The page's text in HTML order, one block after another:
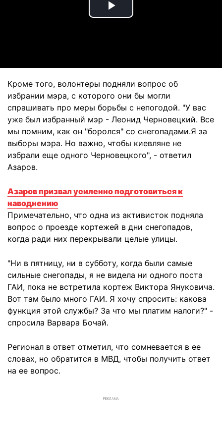
Play
Кроме того, волонтеры подняли вопрос об
избрании мэра, с которого они бы могли
спрашивать про меры борьбы с непогодой. "У вас
уже был избранный мэр - Леонид Черновецкий. Все
мы помним, как он "боролся" со снегопадами.Я за
выборы мэра. Но важно, чтобы киевляне не
избрали еще одного Черновецкого", - ответил
Азаров.
Азаров призвал усиленно подготовиться к
наводнению
Примечательно, что одна из активисток подняла
вопрос о проезде кортежей в дни снегопадов,
когда ради них перекрывали целые улицы.
"Ни в пятницу, ни в субботу, когда были самые
сильные снегопады, я не видела ни одного поста
ГАИ, пока не встретила кортеж Виктора Януковича.
Вот там было много ГАИ. Я хочу спросить: какова
функция этой службы? За что мы платим налоги?" -
спросила Варвара Бочай.
Регионал в ответ отметил, что сомневается в ее
словах, но обратится в МВД, чтобы получить ответ
на ее вопрос.
РЕКЛАМА